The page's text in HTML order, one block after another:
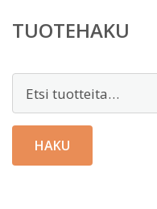
TUOTEHAKU
HAKU